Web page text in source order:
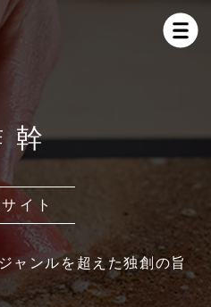
幹
イト
ャンルを超えた独創の旨